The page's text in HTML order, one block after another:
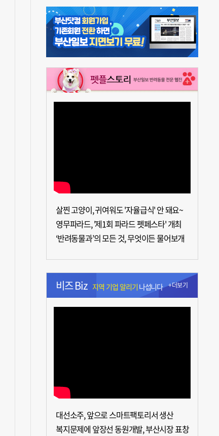
살찐 고양이, 귀여워도 '자율급식' 안 돼요~
영무파라드, '제1회 파라드 펫페스타' 개최
‘반려동물과’의 모든 것, 무엇이든 물어보개
비즈 Biz 지역 기업 알리기 나섭니다 +더보기
대선소주, 앞으로 스마트팩토리서 생산
복지문제에 앞장선 동원개발, 부산시장 표창